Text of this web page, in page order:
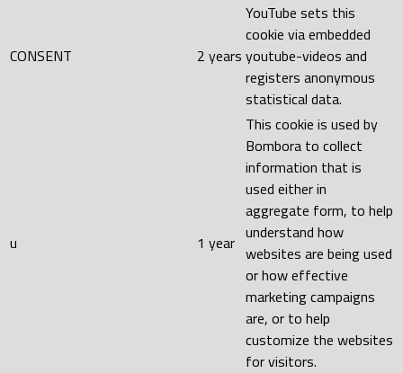
CONSENT 2 years
YouTube sets this
cookie via embedded
youtube-videos and
registers anonymous
statistical data.
u 1 year
This cookie is used by
Bombora to collect
information that is
used either in
aggregate form, to help
understand how
websites are being used
or how effective
marketing campaigns
are, or to help
customize the websites
for visitors.